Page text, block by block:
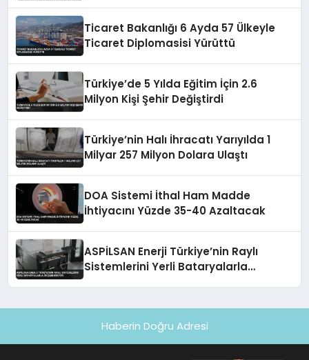
Ticaret Bakanlığı 6 Ayda 57 Ülkeyle
Ticaret Diplomasisi Yürüttü
Türkiye’de 5 Yılda Eğitim İçin 2.6
Milyon Kişi Şehir Değiştirdi
Türkiye’nin Halı İhracatı Yarıyılda 1
Milyar 257 Milyon Dolara Ulaştı
DOA Sistemi İthal Ham Madde
İhtiyacını Yüzde 35-40 Azaltacak
ASPİLSAN Enerji Türkiye’nin Raylı
Sistemlerini Yerli Bataryalarla
Haberin Doğru Adresi